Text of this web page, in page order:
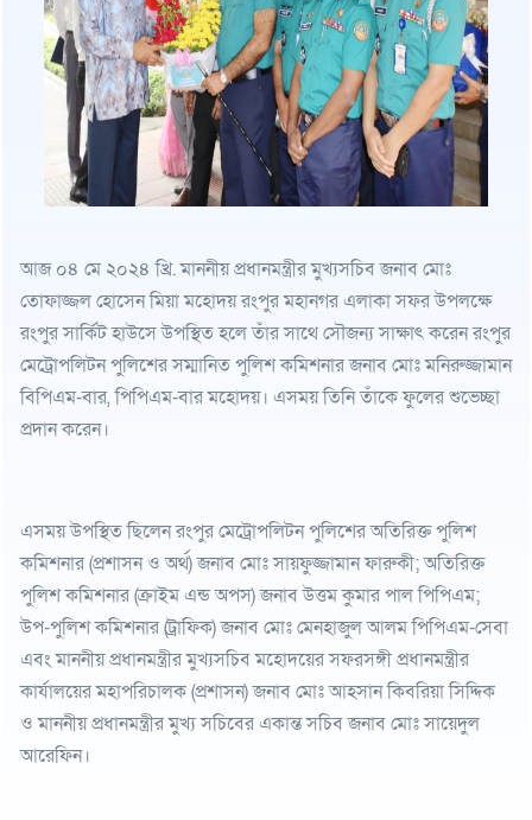
আজ ০৪ মে ২০২৪ খ্রি. মাননীয় প্রধানমন্ত্রীর মুখ্যসচিব জনাব মোঃ
তোফাজ্জল হোসেন মিয়া মহোদয় রংপুর মহানগর এলাকা সফর উপলক্ষে
রংপুর সার্কিট হাউসে উপস্থিত হলে তাঁর সাথে সৌজন্য সাক্ষাৎ করেন রংপুর
মেট্রোপলিটন পুলিশের সম্মানিত পুলিশ কমিশনার জনাব মোঃ মনিরুজ্জামান
বিপিএম-বার, পিপিএম-বার মহোদয়। এসময় তিনি তাঁকে ফুলের শুভেচ্ছা
প্রদান করেন।
এসময় উপস্থিত ছিলেন রংপুর মেট্রোপলিটন পুলিশের অতিরিক্ত পুলিশ
কমিশনার (প্রশাসন ও অর্থ) জনাব মোঃ সায়ফুজ্জামান ফারুকী; অতিরিক্ত
পুলিশ কমিশনার (ক্রাইম এন্ড অপস) জনাব উত্তম কুমার পাল পিপিএম;
উপ-পুলিশ কমিশনার (ট্রাফিক) জনাব মোঃ মেনহাজুল আলম পিপিএম-সেবা
এবং মাননীয় প্রধানমন্ত্রীর মুখ্যসচিব মহোদয়ের সফরসঙ্গী প্রধানমন্ত্রীর
কার্যালয়ের মহাপরিচালক (প্রশাসন) জনাব মোঃ আহসান কিবরিয়া সিদ্দিক
ও মাননীয় প্রধানমন্ত্রীর মুখ্য সচিবের একান্ত সচিব জনাব মোঃ সায়েদুল
আরেফিন।